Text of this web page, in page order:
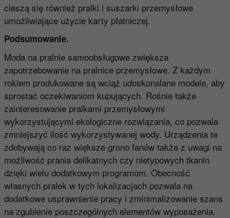
cieszą się również pralki i suszarki przemysłowe
umożliwiające użycie karty płatniczej.
Podsumowanie.
Moda na pralnie samoobsługowe zwiększa
zapotrzebowanie na pralnice przemysłowe. Z każdym
rokiem produkowane są wciąż udoskonalane modele, aby
sprostać oczekiwaniom kupujących. Rośnie także
zainteresowanie pralkami przemysłowymi
wykorzystującymi ekologiczne rozwiązania, co pozwala
zmniejszyć ilość wykorzystywanej wody. Urządzenia te
zdobywają co raz większe grono fanów także z uwagi na
możliwość prania delikatnych czy nietypowych tkanin
dzięki wielu dodatkowym programom. Obecność
własnych pralek w tych lokalizacjach pozwala na
dodatkowe usprawnienie pracy i zminimalizowanie szans
na zgubienie poszczególnych elementów wyposażenia.